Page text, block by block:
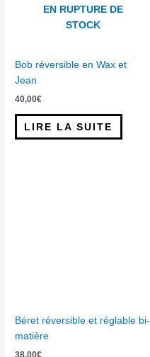
EN RUPTURE DE
STOCK
Bob réversible en Wax et
Jean
40,00€
LIRE LA SUITE
Béret réversible et réglable bi-
matière
38,00€